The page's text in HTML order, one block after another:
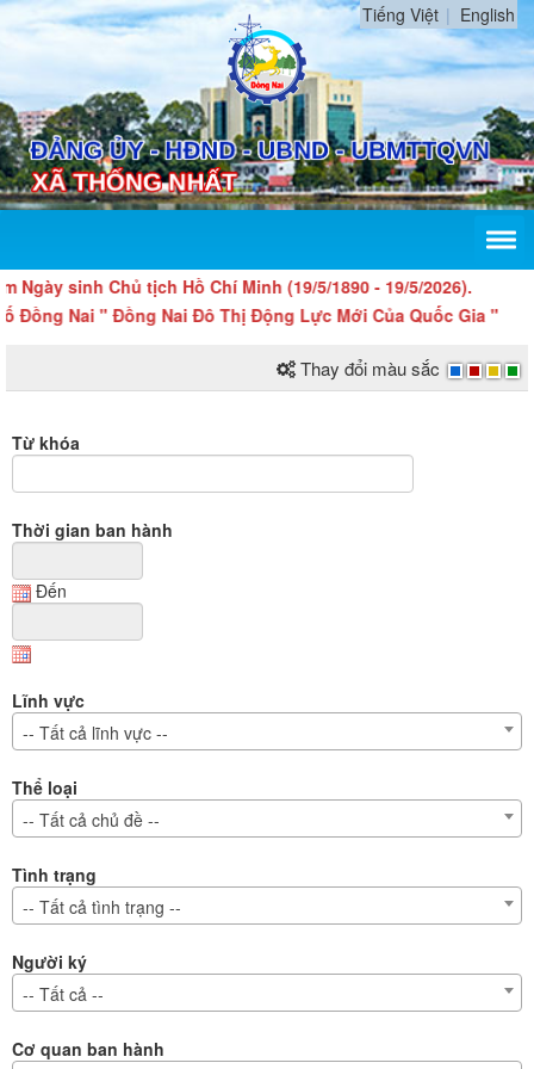
Tiếng Việt English
sinh Chủ tịch Hồ Chí Minh (19/5/1890 - 19/5/2026).
Nai " Đồng Nai Đô Thị Động Lực Mới Của Quốc Gia "
Thay đổi màu sắc
Từ khóa
Thời gian ban hành
Đến
Lĩnh vực
-- Tất cả lĩnh vực --
Thể loại
-- Tất cả chủ đề --
Tình trạng
-- Tất cả tình trạng --
Người ký
-- Tất cả --
Cơ quan ban hành